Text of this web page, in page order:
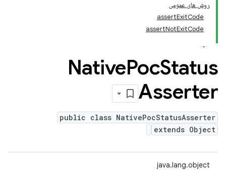
روش های عمومی
assertExitCode
assertNotExitCode
NativePocStatus
Asserter
public class NativePocStatusAsserter
extends Object
java.lang.object